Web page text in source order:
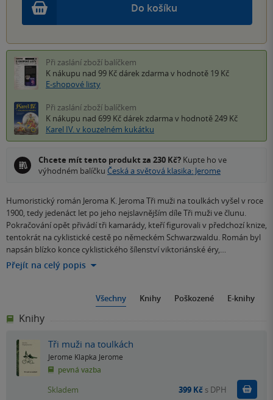
Do košíku
Při zaslání zboží balíčkem
K nákupu nad 99 Kč dárek zdarma v hodnotě 19 Kč
E-shopové listy
Při zaslání zboží balíčkem
K nákupu nad 699 Kč dárek zdarma v hodnotě 249 Kč
Karel IV. v kouzelném kukátku
Chcete mít tento produkt za 230 Kč? Kupte ho ve
výhodném balíčku Česká a světová klasika: Jerome
Humoristický román Jeroma K. Jeroma Tři muži na toulkách vyšel v roce
1900, tedy jedenáct let po jeho nejslavnějším díle Tři muži ve člunu.
Pokračování opět přivádí tři kamarády, kteří figurovali v předchozí knize,
tentokrát na cyklistické cestě po německém Schwarzwaldu. Román byl
napsán blízko konce cyklistického šílenství viktoriánské éry,…
Přejít na celý popis
Všechny Knihy Poškozené E-knihy
Knihy
Tři muži na toulkách
Jerome Klapka Jerome
pevná vazba
Skladem 399 Kč s DPH